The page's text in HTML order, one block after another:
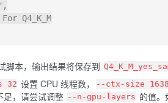
Q4_K_M
脚本，输出结果将保存到
32 设置 CPU 线程数， --ctx-size
足，请尝试调整 --n-gpu-layers 的值。